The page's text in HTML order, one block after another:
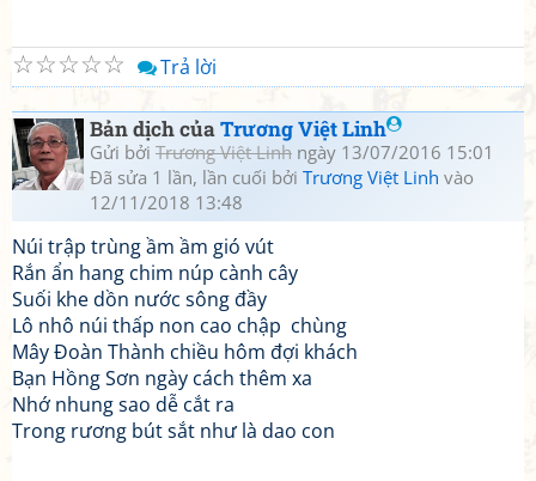
☆
☆
☆
☆
☆ Trả lời
Bản dịch củaTrương Việt Linh
Gửi bởi Trương Việt Linh ngày 13/07/2016 15:01
Đã sửa 1 lần, lần cuối bởi Trương Việt Linh vào
12/11/2018 13:48
Núi trập trùng ầm ầm gió vút
Rắn ẩn hang chim núp cành cây
Suối khe dồn nước sông đầy
Lô nhô núi thấp non cao chập chùng
Mây Đoàn Thành chiều hôm đợi khách
Bạn Hồng Sơn ngày cách thêm xa
Nhớ nhung sao dễ cắt ra
Trong rương bút sắt như là dao con